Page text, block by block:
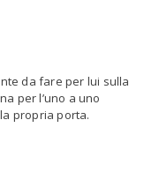
da fare per lui sulla
per l’uno a uno
propria porta.